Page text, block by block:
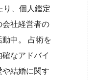
り、個人鑑定
会社経営者の
中。 占術を
なアドバイ
や結婚に関す